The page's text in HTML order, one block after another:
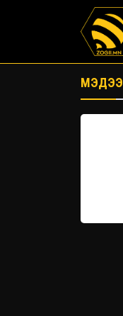
МЭДЭЭ